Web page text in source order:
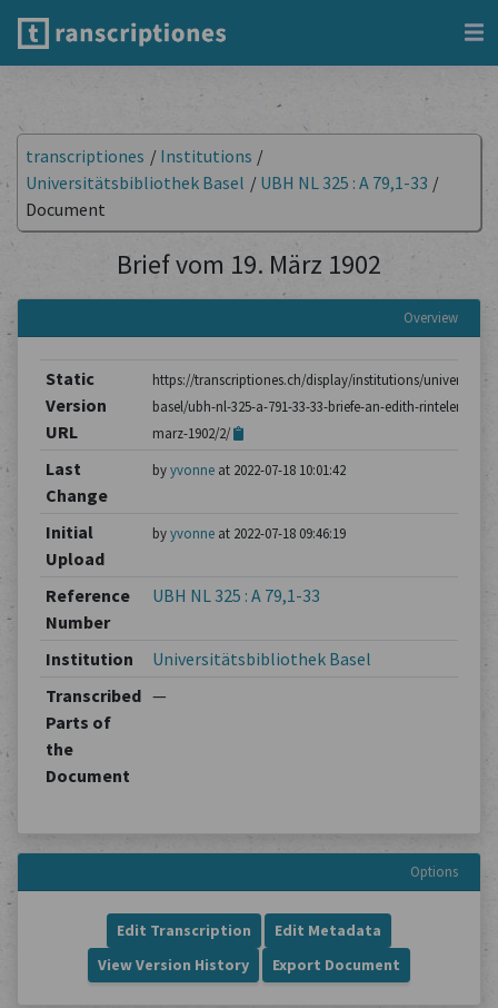
transcriptiones / Institutions /
Universitätsbibliothek Basel / UBH NL 325 : A 79,1-33 /
Document
Brief vom 19. März 1902
Overview
Static
Version
URL
https://transcriptiones.ch/display/institutions/
basel/ubh-nl-325-a-791-33-33-briefe-an-edith-rintelen/
marz-1902/2/
Last
Change
byyvonneat 2022-07-18 10:01:42
Initial
Upload
byyvonneat 2022-07-18 09:46:19
Reference
Number
UBH NL 325 : A 79,1-33
Institution
Universitätsbibliothek Basel
Transcribed
Parts of
the
Document
—
Options
Edit Transcription
Edit Metadata
View Version History
Export Document